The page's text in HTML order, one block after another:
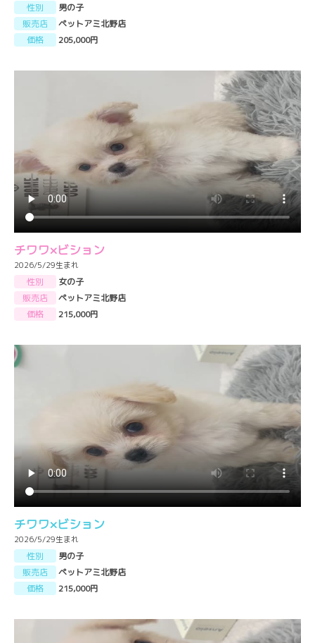
性別
男の子
販売店
ペットアミ北野店
価格
205,000円
チワワ×ビション
2026/5/29生まれ
性別
女の子
販売店
ペットアミ北野店
価格
215,000円
チワワ×ビション
2026/5/29生まれ
性別
男の子
販売店
ペットアミ北野店
価格
215,000円